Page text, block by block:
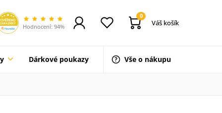
Hodnocení: 94%
0
Váš košík
Dárkové poukazy Vše o nákupu